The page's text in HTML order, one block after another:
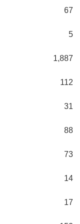
67
5
1,887
112
31
88
73
14
17